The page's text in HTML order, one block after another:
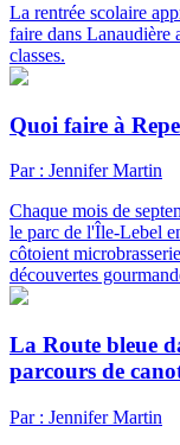
La rentrée scolaire
faire dans Lanaudière
classes.
Quoi faire à
Par : Jennifer Martin
Chaque mois de
le parc de l'Île-Lebel
côtoient
découvertes
La Route bleue
parcours de
Par : Jennifer Martin